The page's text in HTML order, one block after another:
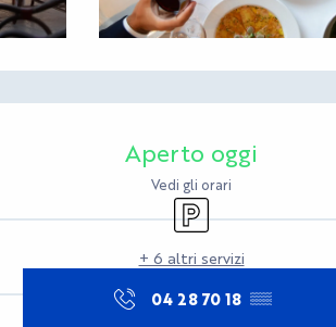
Orari e contatti
Aperto oggi
Vedi gli orari
Parcheggio
+ 6 altri servizi
04 28 70 18 ▒▒